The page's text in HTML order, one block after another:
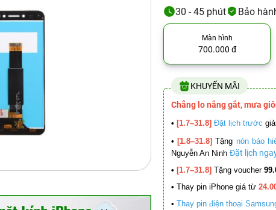
30 - 45 phút Bảo
Màn hình
700.000 đ
KHUYẾN MÃI
Chẳng lo nắng gắt, mưa
• [1.7–31.8] Đặt lịch trước
• [1.8–31.8] Tặng nón bảo
Nguyễn An Ninh Đặt lịch
• [1.7–31.8] Tặng voucher
• Thay pin iPhone giá từ
• Thay pin điện thoại